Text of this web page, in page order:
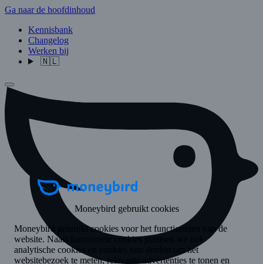
Ga naar de hoofdinhoud
Kennisbank
Changelog
Werken bij
🇳🇱